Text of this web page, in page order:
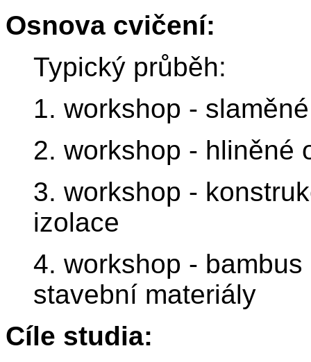
Osnova cvičení:
Typický průběh:
1. workshop -
2. workshop - hliněné
3. workshop -
izolace
4. workshop -
stavební materiály
Cíle studia: